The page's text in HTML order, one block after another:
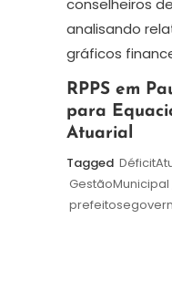
7
de
agosto
2026
Redação
RPPS em
para
Atuarial
Tagged
GestãoMunicipal